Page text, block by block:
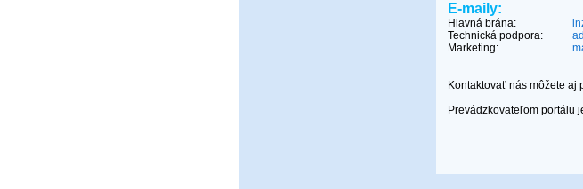
E-maily:
Hlavná brána:
Technická podpora:
Marketing:
Kontaktovať nás môžete aj
Prevádzkovateľom portálu